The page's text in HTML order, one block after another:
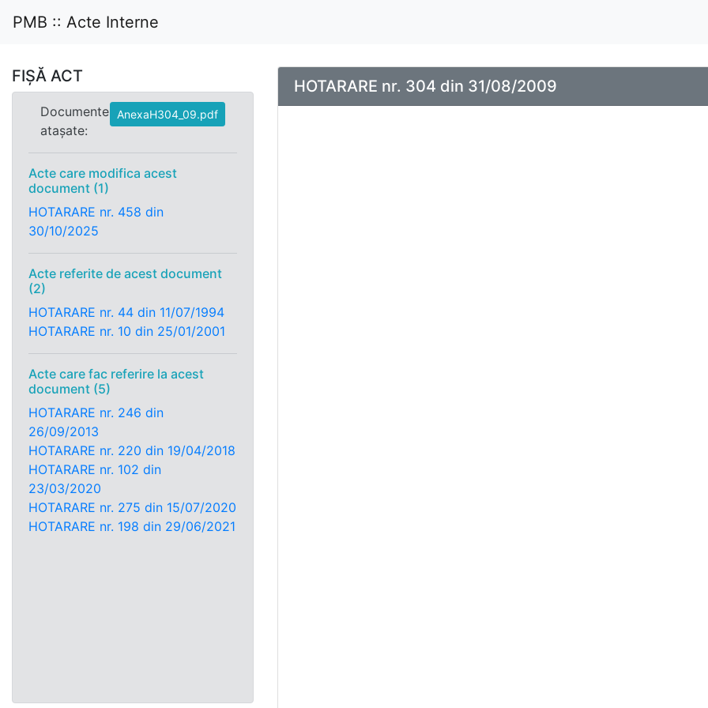
PMB :: Acte Interne
FIȘĂ ACT
Documente
atașate:
AnexaH304_09.pdf
Acte care modifica acest
document (1)
HOTARARE nr. 458 din
30/10/2025
Acte referite de acest document
(2)
HOTARARE nr. 44 din 11/07/1994
HOTARARE nr. 10 din 25/01/2001
Acte care fac referire la acest
document (5)
HOTARARE nr. 246 din
26/09/2013
HOTARARE nr. 220 din 19/04/2018
HOTARARE nr. 102 din
23/03/2020
HOTARARE nr. 275 din 15/07/2020
HOTARARE nr. 198 din 29/06/2021
HOTARARE nr. 304 din 31/08/2009